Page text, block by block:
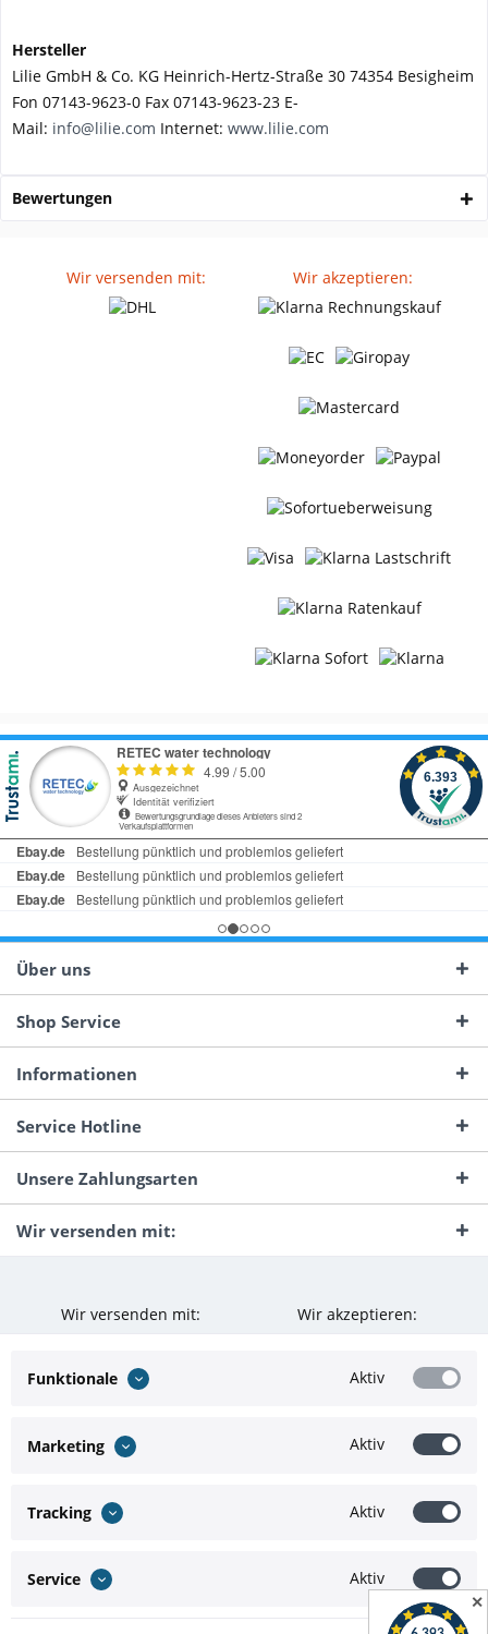
Hersteller
Lilie GmbH & Co. KG Heinrich-Hertz-Straße 30 74354 Besigheim
Fon 07143-9623-0 Fax 07143-9623-23 E-
Mail: info@lilie.com Internet: www.lilie.com
Bewertungen
✕
Wir versenden mit: Wir akzeptieren:
Über uns
Shop Service
Informationen
Service Hotline
Unsere Zahlungsarten
Wir versenden mit:
Wir versenden mit: Wir akzeptieren:
Funktionale Aktiv
Marketing Aktiv
Tracking Aktiv
Service Aktiv